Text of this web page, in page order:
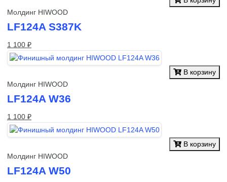
Молдинг HIWOOD
LF124A S387K
1 100 ₽
В корзину
Молдинг HIWOOD
LF124A W36
1 100 ₽
В корзину
Молдинг HIWOOD
LF124A W50